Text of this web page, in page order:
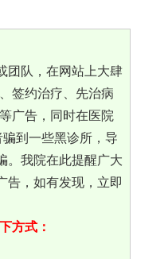
团队，在网站上大肆
签约治疗、先治病
广告，同时在医院
骗到一些黑诊所，导
。我院在此提醒广大
告，如有发现，立即
方式：